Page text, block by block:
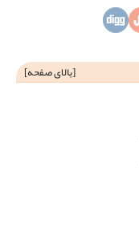
[بالای صفحه]